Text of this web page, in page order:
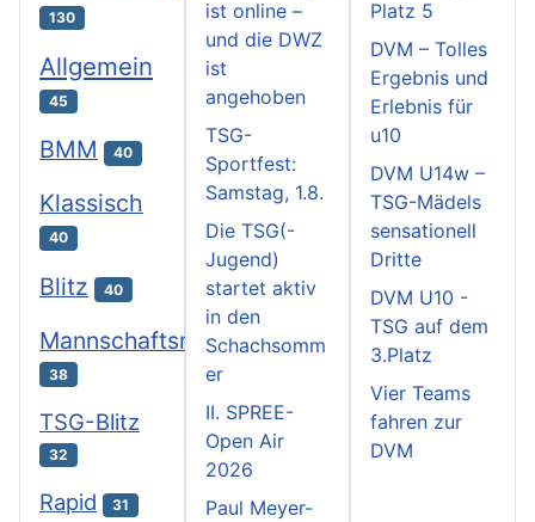
130
Allgemein
45
BMM 40
Klassisch
40
Blitz 40
Mannschaftsmeisterschaften
38
TSG-Blitz
32
Rapid 31
ist online –
und die DWZ
ist
angehoben
TSG-
Sportfest:
Samstag, 1.8.
Die TSG(-
Jugend)
startet aktiv
in den
Schachsomm
er
II. SPREE-
Open Air
2026
Paul Meyer-
Platz 5
DVM – Tolles
Ergebnis und
Erlebnis für
u10
DVM U14w –
TSG-Mädels
sensationell
Dritte
DVM U10 -
TSG auf dem
3.Platz
Vier Teams
fahren zur
DVM